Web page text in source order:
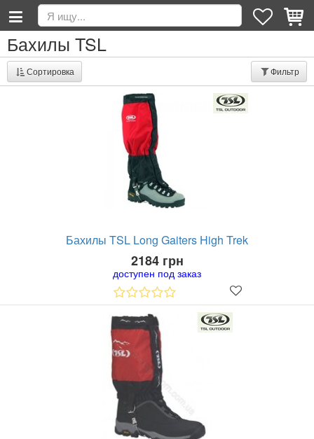
Бахилы TSL
Сортировка Фильтр
Бахилы TSL Long Gaiters High Trek
2184 грн
доступен под заказ